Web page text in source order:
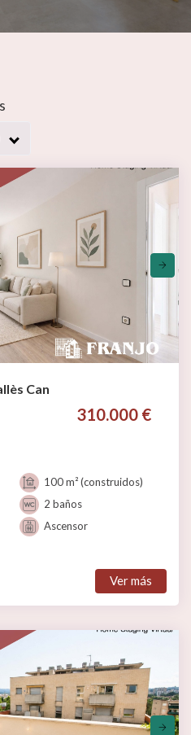
Can
310.000 €
100 m² (construidos)
2 baños
Ascensor
Ver más